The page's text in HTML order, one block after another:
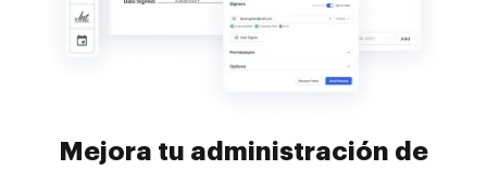
Mejora tu administración de